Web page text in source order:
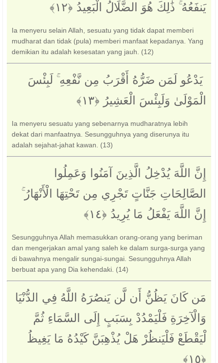
يَنفَعُهُ ۚ ذَٰلِكَ هُوَ الضَّلَالُ الْبَعِيدُ ‎﴿١٢﴾
Ia menyeru selain Allah, sesuatu yang tidak dapat memberi
mudharat dan tidak (pula) memberi manfaat kepadanya. Yang
demikian itu adalah kesesatan yang jauh. (12)
‏ يَدْعُو لَمَن ضَرُّهُ أَقْرَبُ مِن نَّفْعِهِ ۚ لَبِئْسَ
الْمَوْلَىٰ وَلَبِئْسَ الْعَشِيرُ ‎﴿١٣﴾‏
Ia menyeru sesuatu yang sebenarnya mudharatnya lebih
dekat dari manfaatnya. Sesungguhnya yang diserunya itu
adalah sejahat-jahat kawan. (13)
إِنَّ اللَّهَ يُدْخِلُ الَّذِينَ آمَنُوا وَعَمِلُوا
الصَّالِحَاتِ جَنَّاتٍ تَجْرِي مِن تَحْتِهَا الْأَنْهَارُ ۚ
إِنَّ اللَّهَ يَفْعَلُ مَا يُرِيدُ ‎﴿١٤﴾‏
Sesungguhnya Allah memasukkan orang-orang yang beriman
dan mengerjakan amal yang saleh ke dalam surga-surga yang
di bawahnya mengalir sungai-sungai. Sesungguhnya Allah
berbuat apa yang Dia kehendaki. (14)
مَن كَانَ يَظُنُّ أَن لَّن يَنصُرَهُ اللَّهُ فِي الدُّنْيَا
وَالْآخِرَةِ فَلْيَمْدُدْ بِسَبَبٍ إِلَى السَّمَاءِ ثُمَّ
لْيَقْطَعْ فَلْيَنظُرْ هَلْ يُذْهِبَنَّ كَيْدُهُ مَا يَغِيظُ